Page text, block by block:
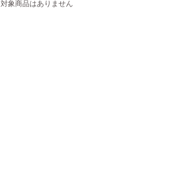
対象商品はありません